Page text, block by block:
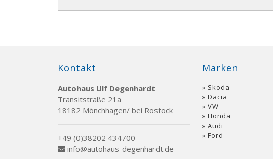
Kontakt
Autohaus Ulf Degenhardt
Transitstraße 21a
18182 Mönchhagen/ bei Rostock
+49 (0)38202 434700
info@autohaus-degenhardt.de
Marken
Skoda
Dacia
VW
Honda
Audi
Ford